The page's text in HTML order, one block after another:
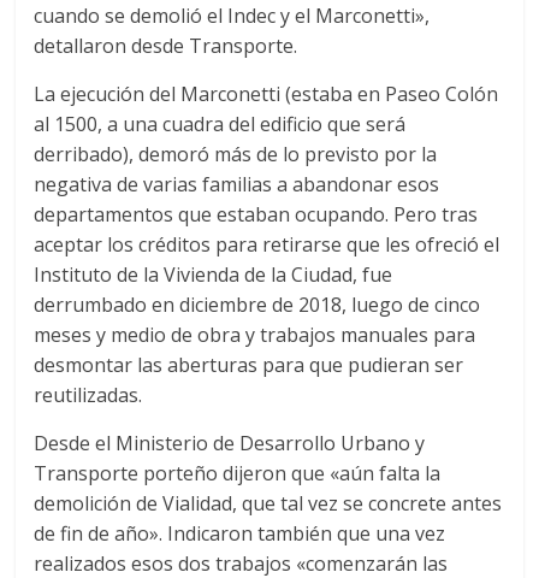
cuando se demolió el Indec y el Marconetti»,
detallaron desde Transporte.
La ejecución del Marconetti (estaba en Paseo Colón
al 1500, a una cuadra del edificio que será
derribado), demoró más de lo previsto por la
negativa de varias familias a abandonar esos
departamentos que estaban ocupando. Pero tras
aceptar los créditos para retirarse que les ofreció el
Instituto de la Vivienda de la Ciudad, fue
derrumbado en diciembre de 2018, luego de cinco
meses y medio de obra y trabajos manuales para
desmontar las aberturas para que pudieran ser
reutilizadas.
Desde el Ministerio de Desarrollo Urbano y
Transporte porteño dijeron que «aún falta la
demolición de Vialidad, que tal vez se concrete antes
de fin de año». Indicaron también que una vez
realizados esos dos trabajos «comenzarán las